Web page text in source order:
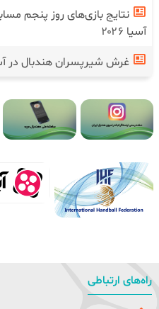
نتایج بازی‌های روز پنجم
آسیا ۲۰۲۶
غرش شیرپسران هندبال در
راه‌های ارتباطی